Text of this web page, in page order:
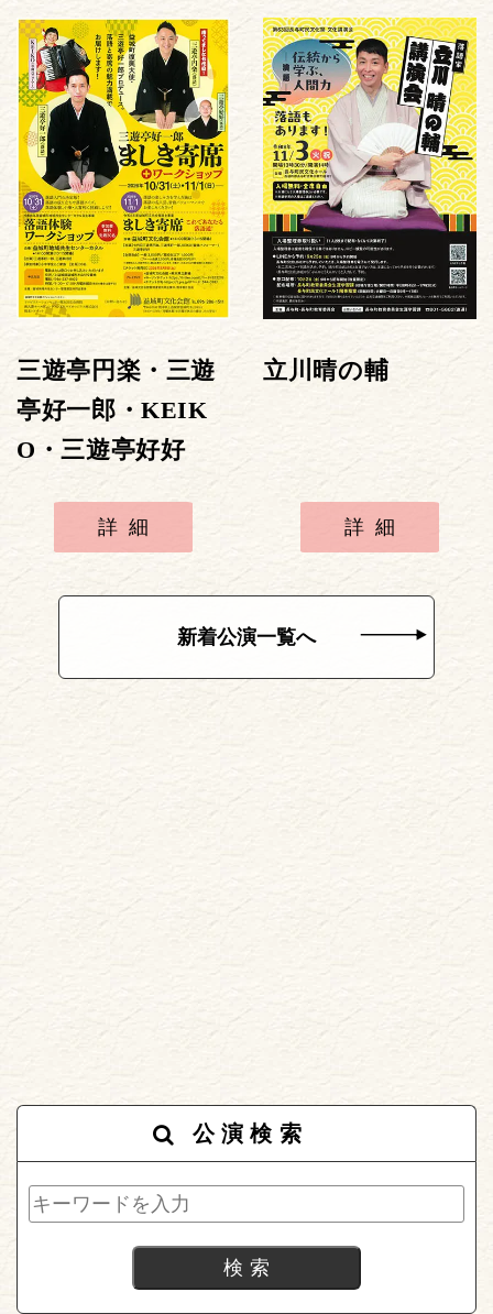
三遊亭円楽・三遊
亭好一郎・KEIK
O・三遊亭好好
詳細
立川晴の輔
詳細
新着公演一覧へ
公演検索